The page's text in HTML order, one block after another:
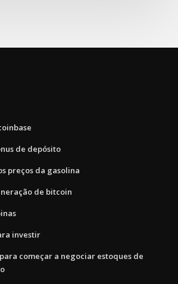
de depósito
preços da gasolina
de bitcoin
investir
começar a negociar estoques de